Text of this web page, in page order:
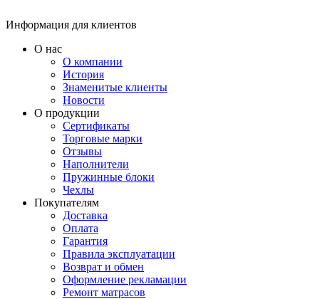
Информация для клиентов
О нас
О компании
История
Знаменитые клиенты
Новости
О продукции
Сертификаты
Торговые марки
Отзывы
Наполнители
Пружинные блоки
Чехлы
Покупателям
Доставка
Оплата
Гарантия
Правила эксплуатации
Возврат и обмен
Оформление рекламации
Ремонт матрасов